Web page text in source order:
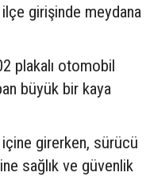
ilçe girişinde meydana
plakalı otomobil
büyük bir kaya
içine girerken, sürücü
sağlık ve güvenlik